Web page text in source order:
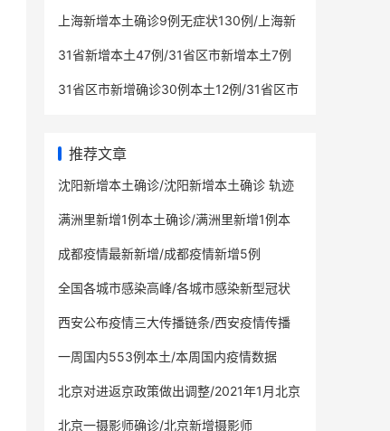
上海新增本土确诊9例无症状130例/上海新
31省新增本土47例/31省区市新增本土7例
31省区市新增确诊30例本土12例/31省区市
推荐文章
沈阳新增本土确诊/沈阳新增本土确诊 轨迹
满洲里新增1例本土确诊/满洲里新增1例本
成都疫情最新新增/成都疫情新增5例
全国各城市感染高峰/各城市感染新型冠状
西安公布疫情三大传播链条/西安疫情传播
一周国内553例本土/本周国内疫情数据
北京对进返京政策做出调整/2021年1月北京
北京一摄影师确诊/北京新增摄影师